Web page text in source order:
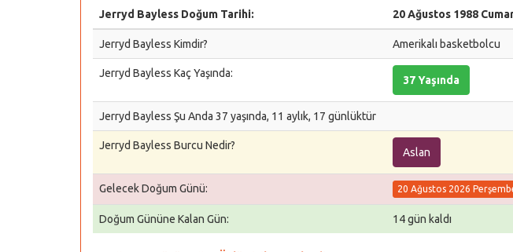
Jerryd Bayless Doğum Tarihi: 20 Ağustos 1988
Jerryd Bayless Kimdir? Amerikalı basketbolcu
Jerryd Bayless Kaç Yaşında:
37 Yaşında
Jerryd Bayless Şu Anda 37 yaşında, 11 aylık, 17 günlüktür
Jerryd Bayless Burcu Nedir?
Aslan
Gelecek Doğum Günü: 20 Ağustos 2026
Doğum Gününe Kalan Gün: 14 gün kaldı